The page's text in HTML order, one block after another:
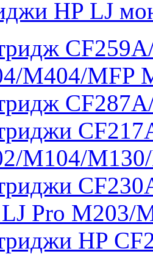
HP LJ
M404/MFP
M104/
Pro M203/
HP